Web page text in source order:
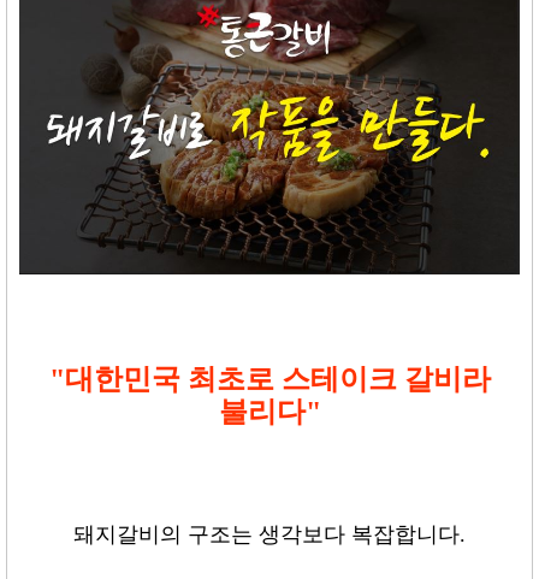
"대한민국 최초로 스테이크 갈비라
불리다"
돼지갈비의 구조는 생각보다 복잡합니다.